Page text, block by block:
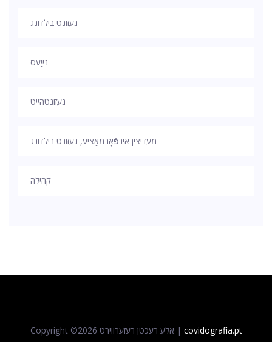
געזונט בילדונג
נייַעס
געזונטהייט
מעדיצין אינפֿאָרמאַציע, געזונט בילדונג
קהילה
Copyright © 2026 אלע רעכטן רעזערווירט | covidografia.pt